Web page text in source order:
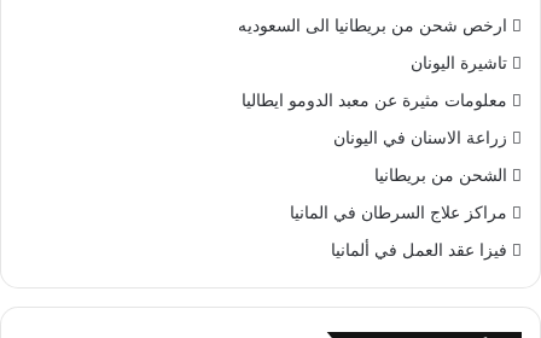
ارخص شحن من بريطانيا الى السعوديه
تاشيرة اليونان
معلومات مثيرة عن معبد الدومو ايطاليا
زراعة الاسنان في اليونان
الشحن من بريطانيا
مراكز علاج السرطان في المانيا
فيزا عقد العمل في ألمانيا